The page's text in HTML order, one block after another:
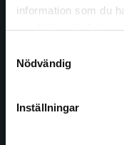
information som du
Nödvändig
Inställningar
Det verkar som
Vi erbjuder inte
att kunna slutföra
Studentlitteratur
ledande
informationstjänster